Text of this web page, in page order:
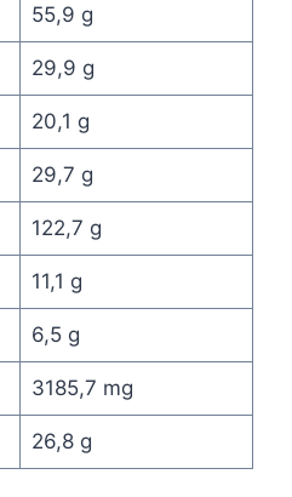
55,9 g
29,9 g
20,1 g
29,7 g
122,7 g
11,1 g
6,5 g
3185,7 mg
26,8 g